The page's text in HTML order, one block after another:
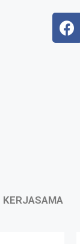
KERJASAMA